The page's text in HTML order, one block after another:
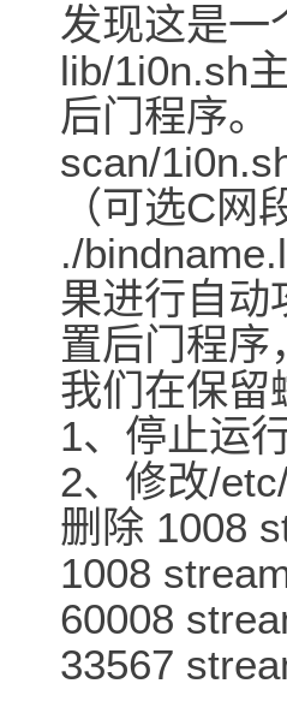
发现这是一
lib/1i0n.sh
后门程序。
scan/
（可选C
./
果进行自动
置后门程序
我们在保留
1、停止运
2、修改/
删除 1008
1008
60008
33567